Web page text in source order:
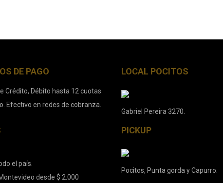
DE PAGO
Crédito, Débito hasta 12 cuotas
Efectivo en redes de cobranza.
el país.
desde $ 2.000
LOCAL POCITOS
Gabriel Pereira 3270.
PICKUP
Pocitos, Punta gorda y Capurro.